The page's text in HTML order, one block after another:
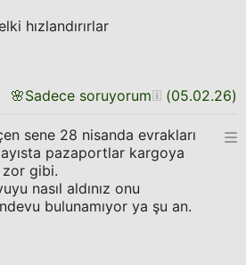
hızlandırırlar
🌸Sadece soruyorum (05.02.26)
sene 28 nisanda evrakları
pazaportlar kargoya
gibi.
nasıl aldınız onu
bulunamıyor ya şu an.